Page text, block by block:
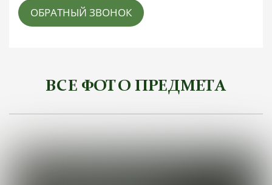
ОБРАТНЫЙ ЗВОНОК
ВСЕ ФОТО ПРЕДМЕТА